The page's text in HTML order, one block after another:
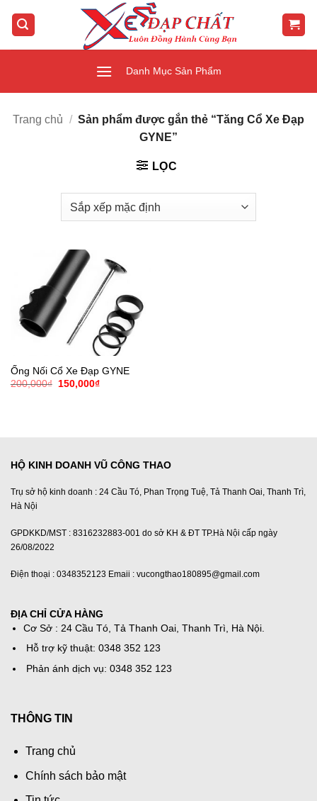
qua
Danh Mục Sản Phẩm
Trang chủ / Sản phẩm được gắn thẻ “Tăng Cổ Xe Đạp
GYNE”
LỌC
Ống Nối Cổ Xe Đạp GYNE
200,000₫
Giá
150,000₫Giá
HỘ KINH DOANH VŨ CÔNG THAO
Trụ sở hộ kinh doanh : 24 Cầu Tó, Phan Trọng Tuệ, Tả Thanh Oai, Thanh Trì,
Hà Nội
GPDKKD/MST : 8316232883-001 do sở KH & ĐT TP.Hà Nội cấp ngày
26/08/2022
Điện thoại : 0348352123 Emaii : vucongthao180895@gmail.com
ĐỊA CHỈ CỬA HÀNG
Cơ Sở : 24 Cầu Tó, Tả Thanh Oai, Thanh Trì, Hà Nội.
Hỗ trợ kỹ thuật: 0348 352 123
Phản ánh dịch vụ: 0348 352 123
THÔNG TIN
Trang chủ
Chính sách bảo mật